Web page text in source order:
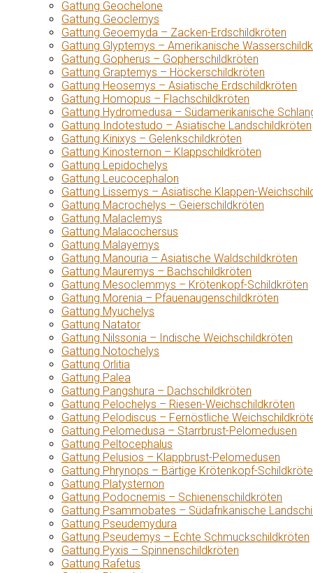
Gattung Geochelone
Gattung Geoclemys
Gattung Geoemyda – Zacken-Erdschildkröten
Gattung Glyptemys – Amerikanische
Gattung Gopherus – Gopherschildkröten
Gattung Graptemys – Höckerschildkröten
Gattung Heosemys – Asiatische Erdschildkröten
Gattung Homopus – Flachschildkröten
Gattung Hydromedusa – Südamerikanische
Gattung Indotestudo – Asiatische Landschildkröten
Gattung Kinixys – Gelenkschildkröten
Gattung Kinosternon – Klappschildkröten
Gattung Lepidochelys
Gattung Leucocephalon
Gattung Lissemys – Asiatische Klappen-
Gattung Macrochelys – Geierschildkröten
Gattung Malaclemys
Gattung Malacochersus
Gattung Malayemys
Gattung Manouria – Asiatische Waldschildkröten
Gattung Mauremys – Bachschildkröten
Gattung Mesoclemmys – Krötenkopf-Schildkröten
Gattung Morenia – Pfauenaugenschildkröten
Gattung Myuchelys
Gattung Natator
Gattung Nilssonia – Indische Weichschildkröten
Gattung Notochelys
Gattung Orlitia
Gattung Palea
Gattung Pangshura – Dachschildkröten
Gattung Pelochelys – Riesen-Weichschildkröten
Gattung Pelodiscus – Fernöstliche
Gattung Pelomedusa – Starrbrust-Pelomedusen
Gattung Peltocephalus
Gattung Pelusios – Klappbrust-Pelomedusen
Gattung Phrynops – Bärtige Krötenkopf-
Gattung Platysternon
Gattung Podocnemis – Schienenschildkröten
Gattung Psammobates – Südafrikanische
Gattung Pseudemydura
Gattung Pseudemys – Echte Schmuckschildkröten
Gattung Pyxis – Spinnenschildkröten
Gattung Rafetus